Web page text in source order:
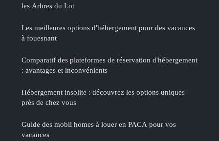
les Arbres du Lot
Les meilleures options d'hébergement pour des vacances
à fouesnant
Comparatif des plateformes de réservation d'hébergement
: avantages et inconvénients
Hébergement insolite : découvrez les options uniques
près de chez vous
Guide des mobil homes à louer en PACA pour vos
vacances